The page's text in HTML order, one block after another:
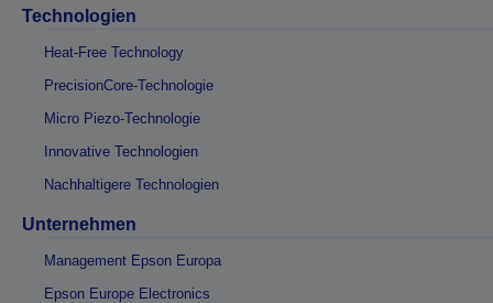
Technologien
Heat-Free Technology
PrecisionCore-Technologie
Micro Piezo-Technologie
Innovative Technologien
Nachhaltigere Technologien
Unternehmen
Management Epson Europa
Epson Europe Electronics